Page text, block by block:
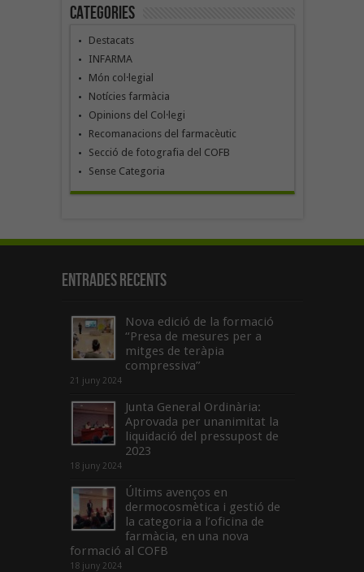
Categories
Destacats
INFARMA
Món col·legial
Notícies farmàcia
Opinions del Col·legi
Recomanacions del farmacèutic
Secció de fotografia del COFB
Sense Categoria
Entrades recents
Nova edició de la formació
“Presa de mesures per a
mitges de teràpia
compressiva”
21 juny 2024
Junta General Ordinària:
Aprovada per unanimitat la
liquidació del pressupost de
2023
18 juny 2024
Últims avenços en
dermocosmètica i gestió de
la categoria a l’oficina de
farmàcia, en una nova
formació al COFB
18 juny 2024